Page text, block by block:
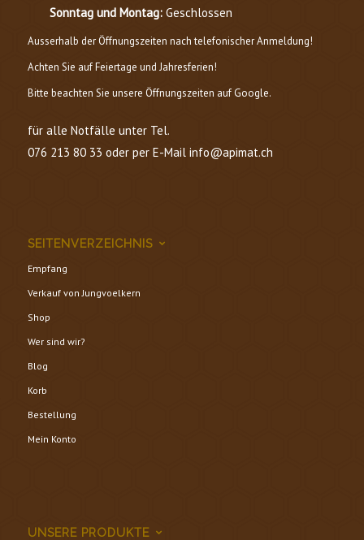
Sonntag und Montag:Geschlossen
Ausserhalb der Öffnungszeiten nach telefonischer Anmeldung!
Achten Sie auf Feiertage und Jahresferien!
Bitte beachten Sie unsere Öffnungszeiten auf Google.
für alle Notfälle unter Tel.
076 213 80 33 oder per E-Mail info@apimat.ch
SEITENVERZEICHNIS
Empfang
Verkauf von Jungvoelkern
Shop
Wer sind wir?
Blog
Korb
Bestellung
Mein Konto
UNSERE PRODUKTE